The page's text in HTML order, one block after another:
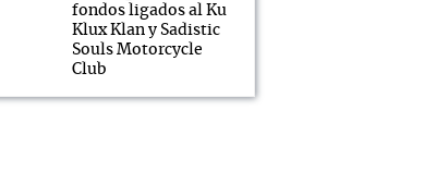
fondos ligados al Ku
Klux Klan y Sadistic
Souls Motorcycle
Club